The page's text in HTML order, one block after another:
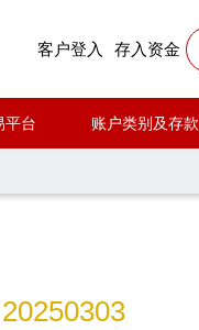
客户登入 存入资金
平台 账户类别及存款